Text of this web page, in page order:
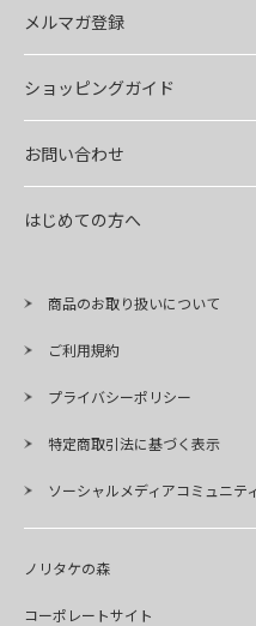
メルマガ登録
ショッピングガイド
お問い合わせ
はじめての方へ
商品のお取り扱いについて
ご利用規約
プライバシーポリシー
特定商取引法に基づく表示
ソーシャルメディアコミュニテ
ノリタケの森
コーポレートサイト